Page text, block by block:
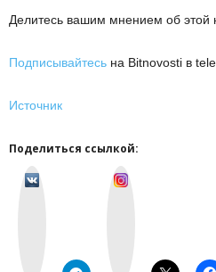
Делитесь вашим мнением об этой
Подписывайтесь на Bitnovosti в
Источник
Поделиться ссылкой: